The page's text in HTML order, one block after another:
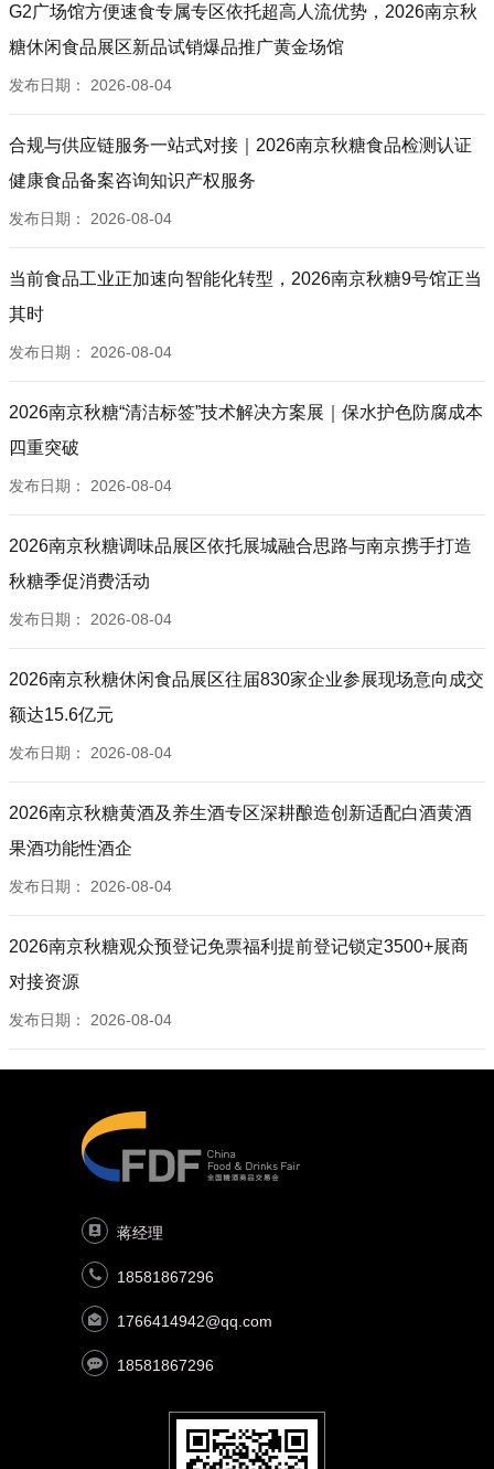
G2广场馆方便速食专属专区依托超高人流优势，2026南京秋
糖休闲食品展区新品试销爆品推广黄金场馆
发布日期： 2026-08-04
合规与供应链服务一站式对接｜2026南京秋糖食品检测认证
健康食品备案咨询知识产权服务
发布日期： 2026-08-04
当前食品工业正加速向智能化转型，2026南京秋糖9号馆正当
其时
发布日期： 2026-08-04
2026南京秋糖“清洁标签”技术解决方案展｜保水护色防腐成本
四重突破
发布日期： 2026-08-04
2026南京秋糖调味品展区依托展城融合思路与南京携手打造
秋糖季促消费活动
发布日期： 2026-08-04
2026南京秋糖休闲食品展区往届830家企业参展现场意向成交
额达15.6亿元
发布日期： 2026-08-04
2026南京秋糖黄酒及养生酒专区深耕酿造创新适配白酒黄酒
果酒功能性酒企
发布日期： 2026-08-04
2026南京秋糖观众预登记免票福利提前登记锁定3500+展商
对接资源
发布日期： 2026-08-04
蒋经理
18581867296
1766414942@qq.com
18581867296